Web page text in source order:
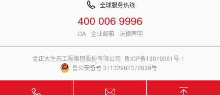
全球服务热线
400 006 9996
OA 企业邮箱 法律声明
金正大生态工程集团股份有限公司 鲁ICP备13019061号-1
鲁公安备号 37132902372839号